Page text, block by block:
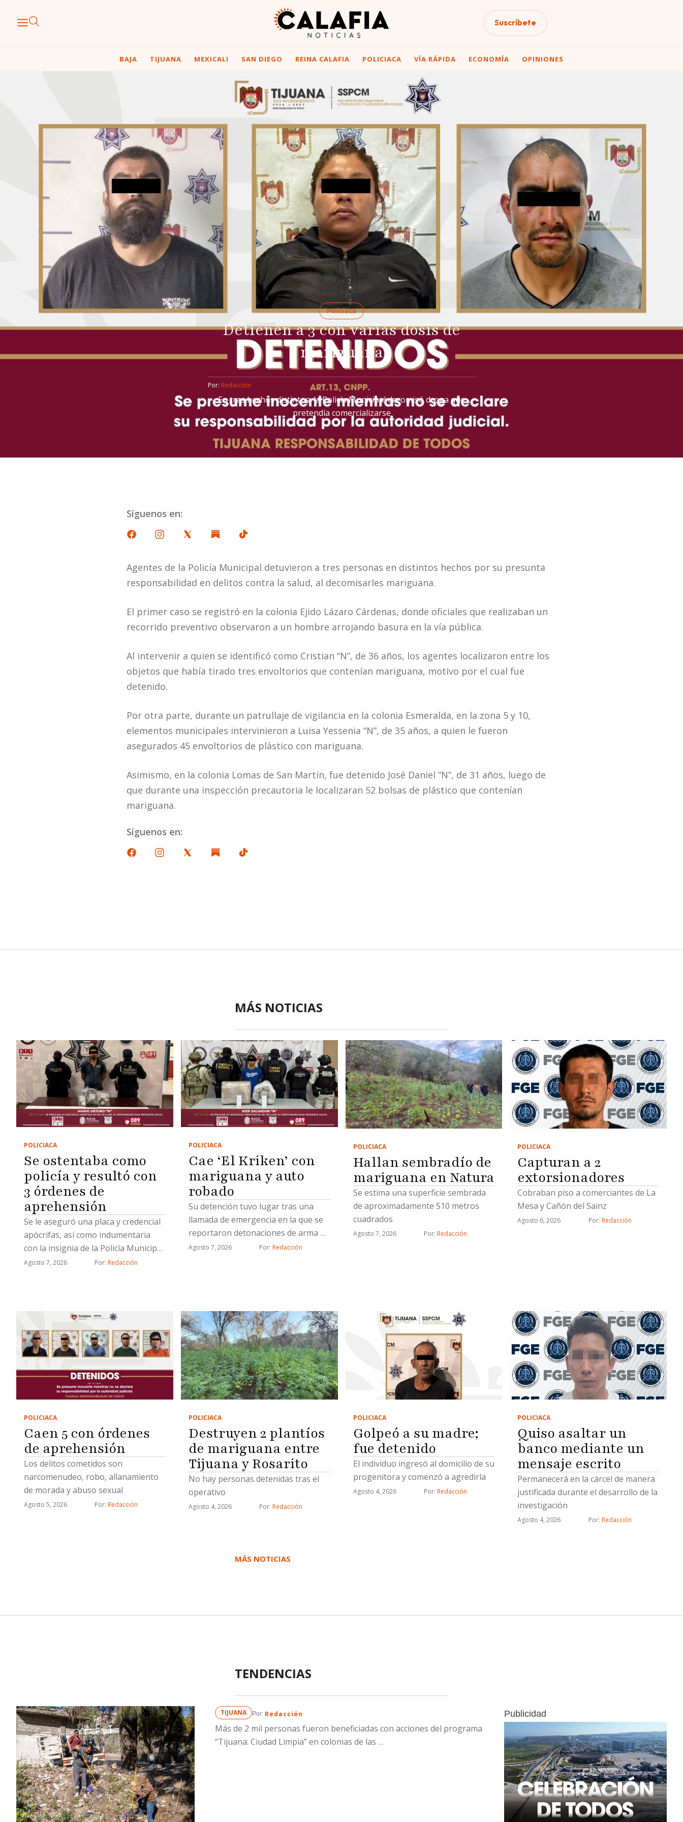
Suscríbete
BAJA TIJUANA MEXICALI SAN DIEGO REINA CALAFIA POLICIACA VÍA RÁPIDA ECONOMÍA OPINIONES
Policiaca
Detienen a 3 con varias dosis de
mariguana
Por: Redacción
En tres hechos distintos, la Policía Municipal decomisó droga que
pretendía comercializarse
Síguenos en:
Agentes de la Policía Municipal detuvieron a tres personas en distintos hechos por su presunta
responsabilidad en delitos contra la salud, al decomisarles mariguana.
El primer caso se registró en la colonia Ejido Lázaro Cárdenas, donde oficiales que realizaban un
recorrido preventivo observaron a un hombre arrojando basura en la vía pública.
Al intervenir a quien se identificó como Cristian “N”, de 36 años, los agentes localizaron entre los
objetos que había tirado tres envoltorios que contenían mariguana, motivo por el cual fue
detenido.
Por otra parte, durante un patrullaje de vigilancia en la colonia Esmeralda, en la zona 5 y 10,
elementos municipales intervinieron a Luisa Yessenia “N”, de 35 años, a quien le fueron
asegurados 45 envoltorios de plástico con mariguana.
Asimismo, en la colonia Lomas de San Martín, fue detenido José Daniel “N”, de 31 años, luego de
que durante una inspección precautoria le localizaran 52 bolsas de plástico que contenían
mariguana.
Síguenos en:
MÁS NOTICIAS
POLICIACA
Se ostentaba como
policía y resultó con
3 órdenes de
aprehensión
Se le aseguró una placa y credencial
apócrifas, así como indumentaria
con la insignia de la Policía Municipal
de Tijuana
Agosto 7, 2026 Por: Redacción
POLICIACA
Cae ‘El Kriken’ con
mariguana y auto
robado
Su detención tuvo lugar tras una
llamada de emergencia en la que se
reportaron detonaciones de arma de
fuego
Agosto 7, 2026 Por: Redacción
POLICIACA
Hallan sembradío de
mariguana en Natura
Se estima una superficie sembrada
de aproximadamente 510 metros
cuadrados
Agosto 7, 2026 Por: Redacción
POLICIACA
Capturan a 2
extorsionadores
Cobraban piso a comerciantes de La
Mesa y Cañón del Sainz
Agosto 6, 2026 Por: Redacción
POLICIACA
Caen 5 con órdenes
de aprehensión
Los delitos cometidos son
narcomenudeo, robo, allanamiento
de morada y abuso sexual
Agosto 5, 2026 Por: Redacción
POLICIACA
Destruyen 2 plantíos
de mariguana entre
Tijuana y Rosarito
No hay personas detenidas tras el
operativo
Agosto 4, 2026 Por: Redacción
POLICIACA
Golpeó a su madre;
fue detenido
El individuo ingresó al domicilio de su
progenitora y comenzó a agredirla
Agosto 4, 2026 Por: Redacción
POLICIACA
Quiso asaltar un
banco mediante un
mensaje escrito
Permanecerá en la cárcel de manera
justificada durante el desarrollo de la
investigación
Agosto 4, 2026 Por: Redacción
MÁS NOTICIAS
TENDENCIAS
TIJUANA Por: Redacción
Más de 2 mil personas fueron beneficiadas con acciones del programa
“Tijuana: Ciudad Limpia” en colonias de las …
Publicidad